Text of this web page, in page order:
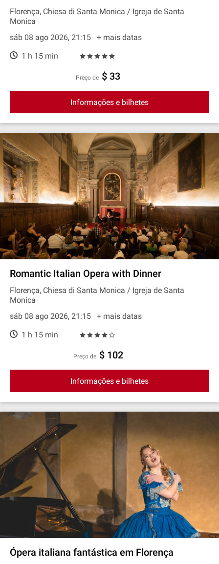
Florença, Chiesa di Santa Monica / Igreja de Santa
Monica
sáb 08 ago 2026, 21:15
+ mais datas
1 h 15 min
preço de $ 33
Informações e bilhetes
Romantic Italian Opera with Dinner
Florença, Chiesa di Santa Monica / Igreja de Santa
Monica
sáb 08 ago 2026, 21:15
+ mais datas
1 h 15 min
preço de $ 102
Informações e bilhetes
Ópera italiana fantástica em Florença